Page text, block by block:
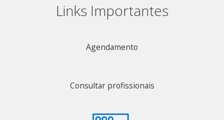
Links Importantes
Agendamento
Consultar profissionais